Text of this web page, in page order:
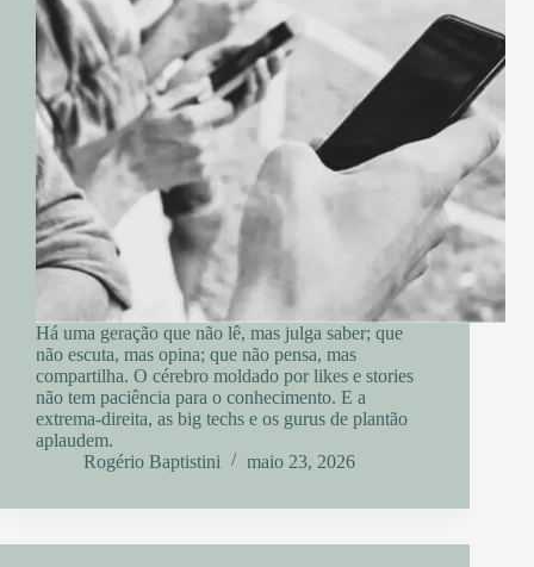
Há uma geração que não lê, mas julga saber; que
não escuta, mas opina; que não pensa, mas
compartilha. O cérebro moldado por likes e stories
não tem paciência para o conhecimento. E a
extrema-direita, as big techs e os gurus de plantão
aplaudem.
Rogério Baptistini
maio 23, 2026